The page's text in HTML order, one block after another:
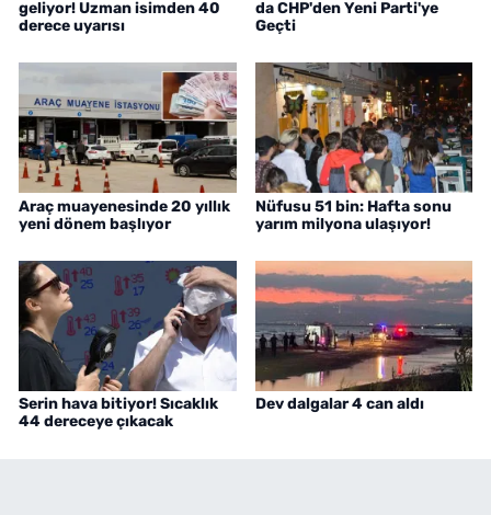
geliyor! Uzman isimden 40
derece uyarısı
da CHP'den Yeni Parti'ye
Geçti
Araç muayenesinde 20 yıllık
yeni dönem başlıyor
Nüfusu 51 bin: Hafta sonu
yarım milyona ulaşıyor!
Serin hava bitiyor! Sıcaklık
44 dereceye çıkacak
Dev dalgalar 4 can aldı